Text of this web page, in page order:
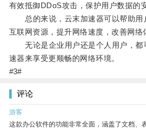
有效抵御DDoS攻击，保护用户数据的
总的来说，云末加速器可以帮助用
互联网资源，提升网络速度，改善网络
无论是企业用户还是个人用户，都
速器来享受更顺畅的网络环境。
#3#
评论
游客
这款办公软件的功能非常全面，涵盖了文档、